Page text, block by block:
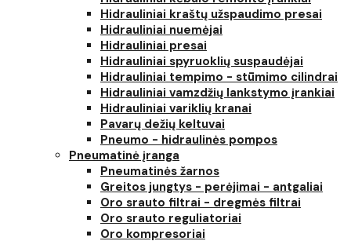
Hidrauliniai kraštų užspaudimo presai
Hidrauliniai nuemėjai
Hidrauliniai presai
Hidrauliniai spyruoklių suspaudėjai
Hidrauliniai tempimo - stūmimo cilindrai
Hidrauliniai vamzdžių lankstymo įrankiai
Hidrauliniai variklių kranai
Pavarų dežių keltuvai
Pneumo - hidraulinės pompos
Pneumatinė įranga
Pneumatinės žarnos
Greitos jungtys - perėjimai - antgaliai
Oro srauto filtrai - dregmės filtrai
Oro srauto reguliatoriai
Oro kompresoriai